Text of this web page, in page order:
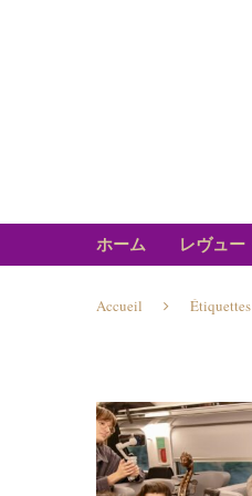
ホーム レヴュー
Accueil Étiquettes